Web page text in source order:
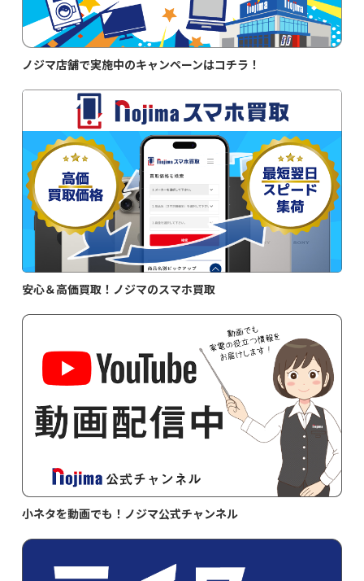
ノジマ店舗で実施中のキャンペーンはコチラ！
安心＆高価買取！ノジマのスマホ買取
小ネタを動画でも！ノジマ公式チャンネル